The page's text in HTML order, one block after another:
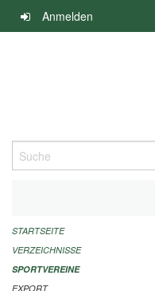
Navigation
überspringen
Anmelden
Suche
ALLGEMEINE
FINANZIELLE
STARTSEITE
VERZEICHNISSE
SPORTVEREINE
EXPORT